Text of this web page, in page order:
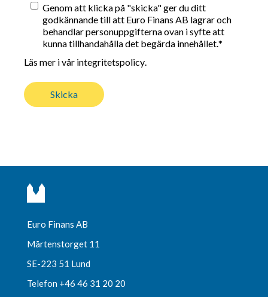
Genom att klicka på "skicka" ger du ditt
godkännande till att Euro Finans AB lagrar och
behandlar personuppgifterna ovan i syfte att
kunna tillhandahålla det begärda innehållet.*
Läs mer i vår integritetspolicy.
Euro Finans AB
Mårtenstorget 11
SE-223 51 Lund
Telefon +46 46 31 20 20